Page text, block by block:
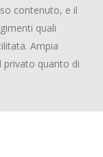
contenuto, e il
quali
Ampia
privato quanto di